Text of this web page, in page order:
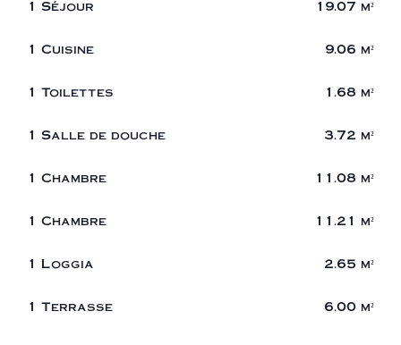
1 Séjour 19.07 m²
1 Cuisine 9.06 m²
1 Toilettes 1.68 m²
1 Salle de douche 3.72 m²
1 Chambre 11.08 m²
1 Chambre 11.21 m²
1 Loggia 2.65 m²
1 Terrasse 6.00 m²